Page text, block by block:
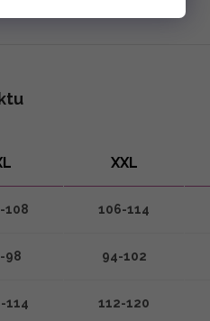
XXL
108 106-114
98 94-102
114 112-120